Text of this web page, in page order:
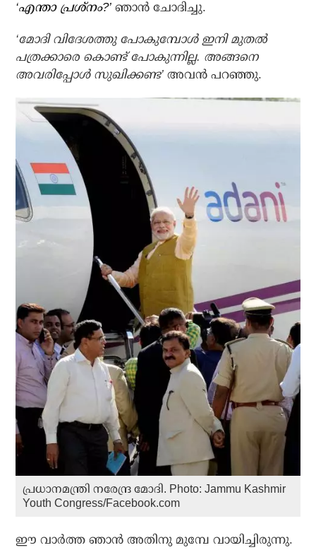
‘എന്താ പ്രശ്‌നം?’ ഞാന്‍ ചോദിച്ചു.
‘മോദി വിദേശത്തു പോകുമ്പോള്‍ ഇനി മുതല്‍
പത്രക്കാരെ കൊണ്ട് പോകുന്നില്ല. അങ്ങനെ
അവരിപ്പോള്‍ സുഖിക്കണ്ട’ അവന്‍ പറഞ്ഞു.
പ്രധാനമന്ത്രി നരേന്ദ്ര മോദി. Photo: Jammu Kashmir
Youth Congress/Facebook.com
ഈ വാര്‍ത്ത ഞാന്‍ അതിനു മുമ്പേ വായിച്ചിരുന്നു.